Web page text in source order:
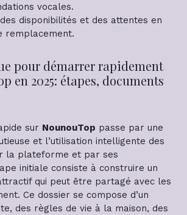
vocales.
disponibilités et des attentes en
remplacement.
pour démarrer rapidement
en 2025: étapes, documents
sur NounouTop passe par une
et l’utilisation intelligente des
la plateforme et par ses
initiale consiste à construire un
qui peut être partagé avec les
Ce dossier se compose d’un
des règles de vie à la maison, des